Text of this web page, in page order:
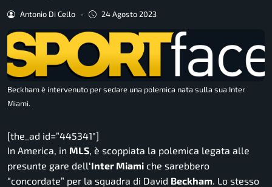
Antonio Di Cello - 24 Agosto 2023
Beckham è intervenuto per sedare una polemica nata sulla sua Inter
Miami.
[the_ad id=”445341″]
In America, in MLS , è scoppiata la polemica legata alle
presunte gare dell‘Inter Miami che sarebbero
“concordate” per la squadra di David Beckham . Lo stesso